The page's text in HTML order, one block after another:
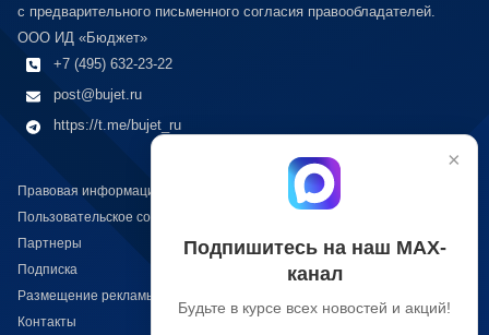
с предварительного письменного согласия правообладателей.
ООО ИД «Бюджет»
+7 (495) 632-23-22
post@bujet.ru
https://t.me/bujet_ru
Правовая информация
Пользовательское соглашение
Партнеры
Подписка
Размещение рекламы
Контакты
×
Подпишитесь на наш МАХ-
канал
Будьте в курсе всех новостей и акций!